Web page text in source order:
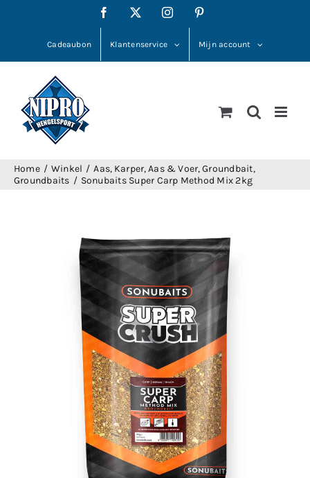
Facebook Instagram
Cadeaubon Klantenservice Mijn account
Home Winkel Aas Karper Aas & Voer Groundbait
Groundbaits
Sonubaits Super Carp Method Mix 2kg